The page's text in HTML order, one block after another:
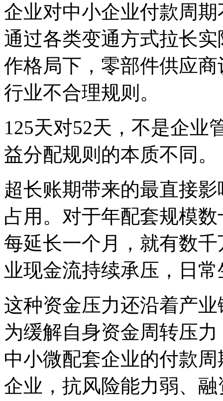
企业对中小企业付款周
通过各类变通方式拉长
作格局下，零部件供应
行业不合理规则。
125天对52天，不是企业
益分配规则的本质不同。
超长账期带来的最直接
占用。对于年配套规模
每延长一个月，就有数
业现金流持续承压，日
这种资金压力还沿着产
为缓解自身资金周转压
中小微配套企业的付款
企业，抗风险能力弱、